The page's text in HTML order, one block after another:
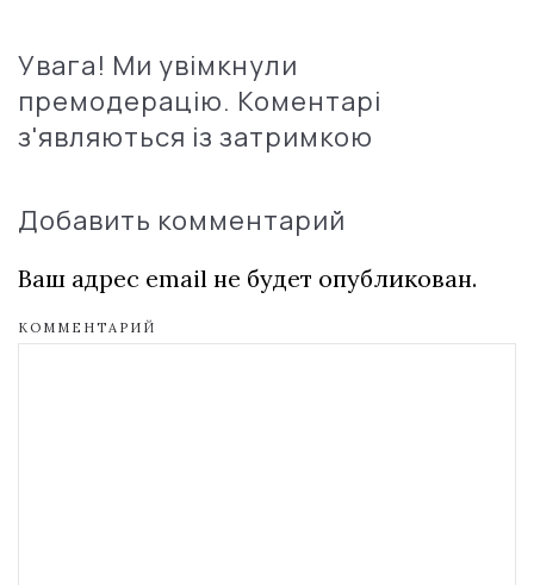
Увага! Ми увімкнули
премодерацію. Коментарі
з'являються із затримкою
Добавить комментарий
Ваш адрес email не будет опубликован.
КОММЕНТАРИЙ